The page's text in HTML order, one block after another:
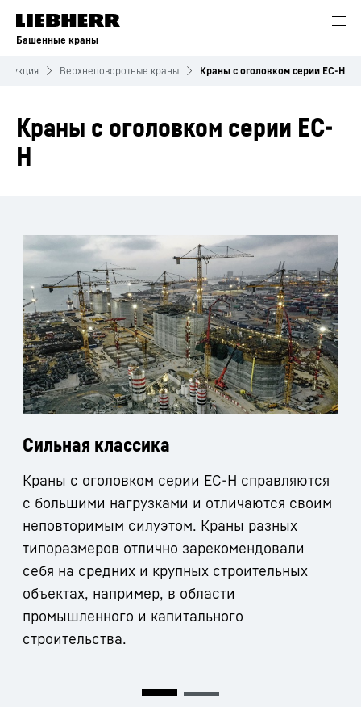
Башенные краны
Верхнеповоротные краны Краны с оголовком серии ЕС-H
Краны с оголовком серии ЕС-
Н
Сильная классика
Краны с оголовком серии ЕС-Н справляются
с большими нагрузками и отличаются своим
неповторимым силуэтом. Краны разных
типоразмеров отлично зарекомендовали
себя на средних и крупных строительных
объектах, например, в области
промышленного и капитального
строительства.